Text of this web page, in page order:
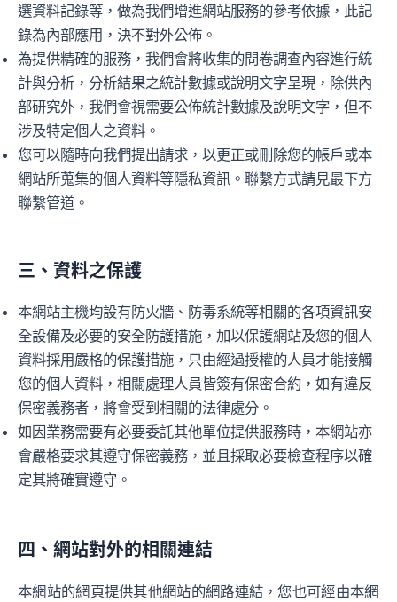
選資料記錄等，做為我們增進網站服務的參考依據，此記
錄為內部應用，決不對外公佈。
為提供精確的服務，我們會將收集的問卷調查內容進行統
計與分析，分析結果之統計數據或說明文字呈現，除供內
部研究外，我們會視需要公佈統計數據及說明文字，但不
涉及特定個人之資料。
您可以隨時向我們提出請求，以更正或刪除您的帳戶或本
網站所蒐集的個人資料等隱私資訊。聯繫方式請見最下方
聯繫管道。
三、資料之保護
本網站主機均設有防火牆、防毒系統等相關的各項資訊安
全設備及必要的安全防護措施，加以保護網站及您的個人
資料採用嚴格的保護措施，只由經過授權的人員才能接觸
您的個人資料，相關處理人員皆簽有保密合約，如有違反
保密義務者，將會受到相關的法律處分。
如因業務需要有必要委託其他單位提供服務時，本網站亦
會嚴格要求其遵守保密義務，並且採取必要檢查程序以確
定其將確實遵守。
四、網站對外的相關連結
本網站的網頁提供其他網站的網路連結，您也可經由本網